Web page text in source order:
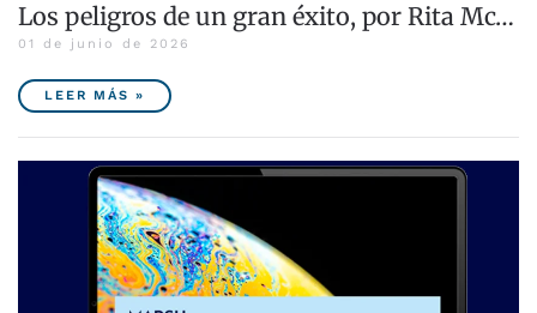
Los peligros de un gran éxito, por Rita Mc…
01 de junio de 2026
LEER MÁS »